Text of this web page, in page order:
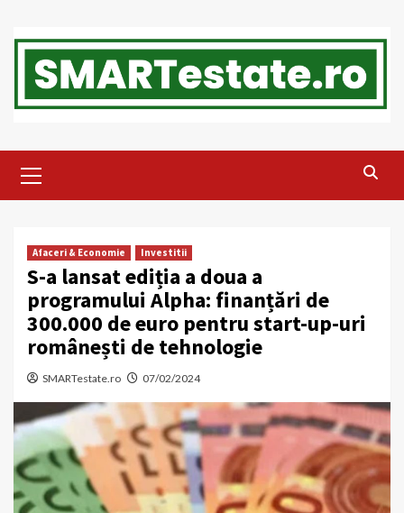
content
Menu
Afaceri & Economie Investitii
S-a lansat ediția a doua a
programului Alpha: finanțări de
300.000 de euro pentru start-up-uri
românești de tehnologie
SMARTestate.ro 07/02/2024